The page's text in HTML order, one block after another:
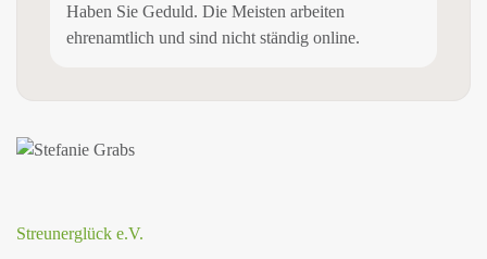
Haben Sie Geduld. Die Meisten arbeiten
ehrenamtlich und sind nicht ständig online.
Streunerglück e.V.